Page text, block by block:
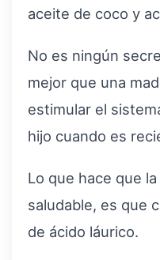
aceite de coco y
No es ningún
mejor que una
estimular el
hijo cuando es
Lo que hace que
saludable, es que
de ácido láurico.